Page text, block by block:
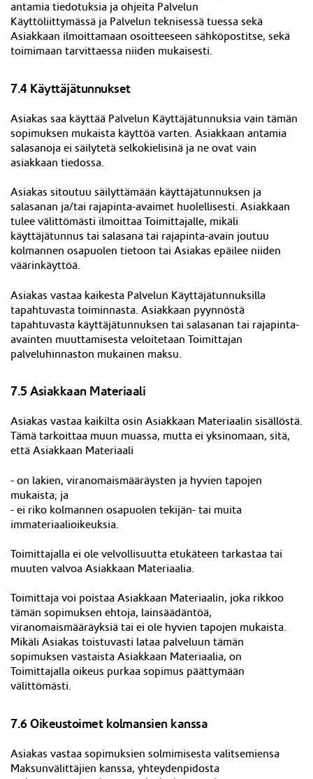
antamia tiedotuksia ja ohjeita Palvelun
Käyttöliittymässä ja Palvelun teknisessä tuessa sekä
Asiakkaan ilmoittamaan osoitteeseen sähköpostitse, sekä
toimimaan tarvittaessa niiden mukaisesti.
7.4 Käyttäjätunnukset
Asiakas saa käyttää Palvelun Käyttäjätunnuksia vain tämän
sopimuksen mukaista käyttöä varten. Asiakkaan antamia
salasanoja ei säilytetä selkokielisinä ja ne ovat vain
asiakkaan tiedossa.
Asiakas sitoutuu säilyttämään käyttäjätunnuksen ja
salasanan ja/tai rajapinta-avaimet huolellisesti. Asiakkaan
tulee välittömästi ilmoittaa Toimittajalle, mikäli
käyttäjätunnus tai salasana tai rajapinta-avain joutuu
kolmannen osapuolen tietoon tai Asiakas epäilee niiden
väärinkäyttöä.
Asiakas vastaa kaikesta Palvelun Käyttäjätunnuksilla
tapahtuvasta toiminnasta. Asiakkaan pyynnöstä
tapahtuvasta käyttäjätunnuksen tai salasanan tai rajapinta-
avainten muuttamisesta veloitetaan Toimittajan
palveluhinnaston mukainen maksu.
7.5 Asiakkaan Materiaali
Asiakas vastaa kaikilta osin Asiakkaan Materiaalin sisällöstä.
Tämä tarkoittaa muun muassa, mutta ei yksinomaan, sitä,
että Asiakkaan Materiaali
- on lakien, viranomaismääräysten ja hyvien tapojen
mukaista; ja
- ei riko kolmannen osapuolen tekijän- tai muita
immateriaalioikeuksia.
Toimittajalla ei ole velvollisuutta etukäteen tarkastaa tai
muuten valvoa Asiakkaan Materiaalia.
Toimittaja voi poistaa Asiakkaan Materiaalin, joka rikkoo
tämän sopimuksen ehtoja, lainsäädäntöä,
viranomaismääräyksiä tai ei ole hyvien tapojen mukaista.
Mikäli Asiakas toistuvasti lataa palveluun tämän
sopimuksen vastaista Asiakkaan Materiaalia, on
Toimittajalla oikeus purkaa sopimus päättymään
välittömästi.
7.6 Oikeustoimet kolmansien kanssa
Asiakas vastaa sopimuksien solmimisesta valitsemiensa
Maksunvälittäjien kanssa, yhteydenpidosta